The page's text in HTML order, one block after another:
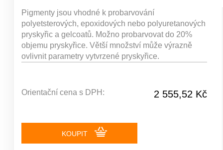
Pigmenty jsou vhodné k probarvování
polyetsterových, epoxidových nebo polyuretanových
pryskyřic a gelcoatů. Možno probarvovat do 20%
objemu pryskyřice. Větší množství může výrazně
ovlivnit parametry vytvrzené pryskyřice.
2 555,52 Kč
Orientační cena s DPH:
KOUPIT